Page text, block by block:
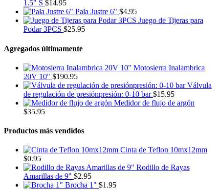
1.5" S $14.95
Pala Justre 6" $4.95
Juego de Tijeras para
Podar 3PCS $25.95
Agregados últimamente
Motosierra Inalambrica
20V 10" $190.95
Válvula
de regulación de presiónpresión: 0-10 bar $15.95
Medidor de flujo de argón
$35.95
Productos más vendidos
Cinta de Teflon 10mx12mm
$0.95
Rodillo de Rayas
Amarillas de 9" $2.95
Brocha 1" $1.95